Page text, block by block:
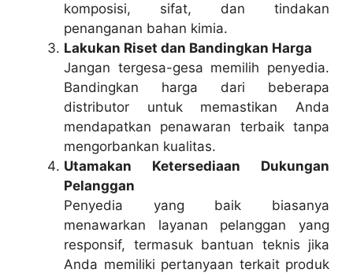
komposisi, sifat, dan tindakan
penanganan bahan kimia.
Lakukan Riset dan Bandingkan Harga
Jangan tergesa-gesa memilih penyedia.
Bandingkan harga dari beberapa
distributor untuk memastikan Anda
mendapatkan penawaran terbaik tanpa
mengorbankan kualitas.
Utamakan Ketersediaan Dukungan
Pelanggan
Penyedia yang baik biasanya
menawarkan layanan pelanggan yang
responsif, termasuk bantuan teknis jika
Anda memiliki pertanyaan terkait produk